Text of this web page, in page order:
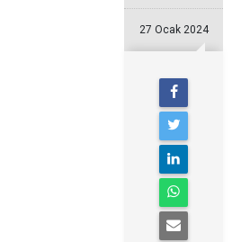
27 Ocak 2024